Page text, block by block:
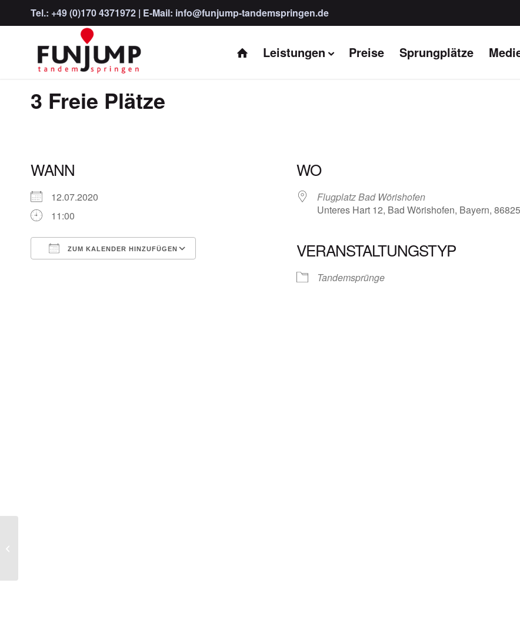
Tel.: +49 (0)170 4371972 | E-Mail: info@funjump-tandemspringen.de
Leistungen Preise Sprungplätze
3 Freie Plätze
WANN
12.07.2020
11:00
ZUM KALENDER HINZUFÜGEN
WO
Flugplatz Bad Wörishofen
Unteres Hart 12, Bad Wörishofen, Bayern, 86825
VERANSTALTUNGSTYP
Tandemsprünge